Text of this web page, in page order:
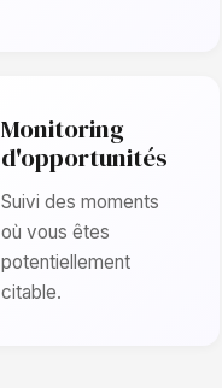
Monitoring
d'opportunités
Suivi des moments
où vous êtes
potentiellement
citable.